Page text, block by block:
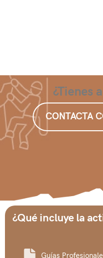
¿Tienes
CONTACTA
¿Qué incluye la
Guías